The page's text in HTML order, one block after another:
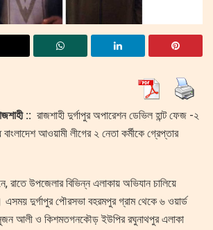
:: রাজশাহী দুর্গাপুর অপারেশন ডেভিল হান্ট ফেজ -২
বাংলাদেশ আওয়ামী লীগের ২ নেতা কর্মীকে গ্রেপ্তার
রাতে উপজেলার বিভিন্ন এলাকায় অভিযান চালিয়ে
এসময় দুর্গাপুর পৌরসভা বহরমপুর গ্রাম থেকে ৬ ওয়ার্ড
আলী ও কিশমতগনকৌড় ইউপির রঘুনাথপুর এলাকা